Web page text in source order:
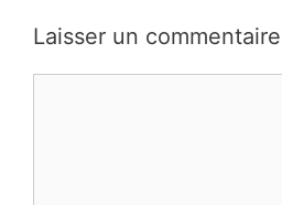
Laisser un commentaire